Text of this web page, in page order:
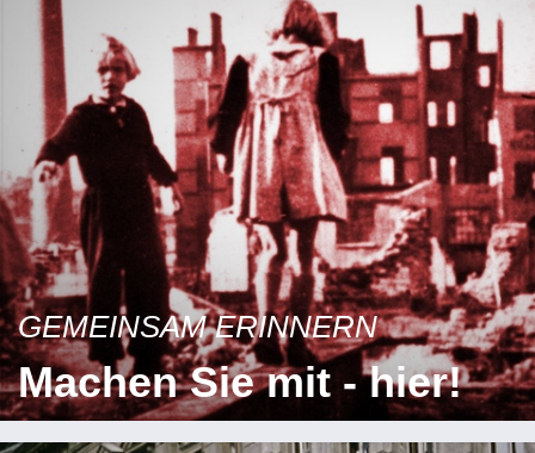
GEMEINSAM ERINNERN
Machen Sie mit - hier!